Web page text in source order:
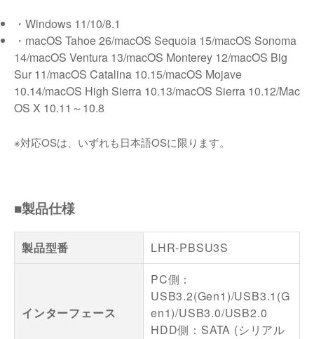
・Windows 11/10/8.1
・macOS Tahoe 26/macOS Sequoia 15/macOS Sonoma
14/macOS Ventura 13/macOS Monterey 12/macOS Big
Sur 11/macOS Catalina 10.15/macOS Mojave
10.14/macOS High Sierra 10.13/macOS Sierra 10.12/Mac
OS X 10.11～10.8
※対応OSは、いずれも日本語OSに限ります。
■製品仕様
製品型番 LHR-PBSU3S
インターフェース
PC側：
USB3.2(Gen1)/USB3.1(G
en1)/USB3.0/USB2.0
HDD側：SATA (シリアル